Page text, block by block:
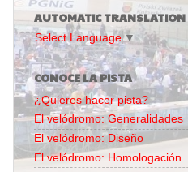
AUTOMATIC TRANSLATION
Select Language ▼
CONOCE LA PISTA
¿Quieres hacer pista?
El velódromo: Generalidades
El velódromo: Diseño
El velódromo: Homologación